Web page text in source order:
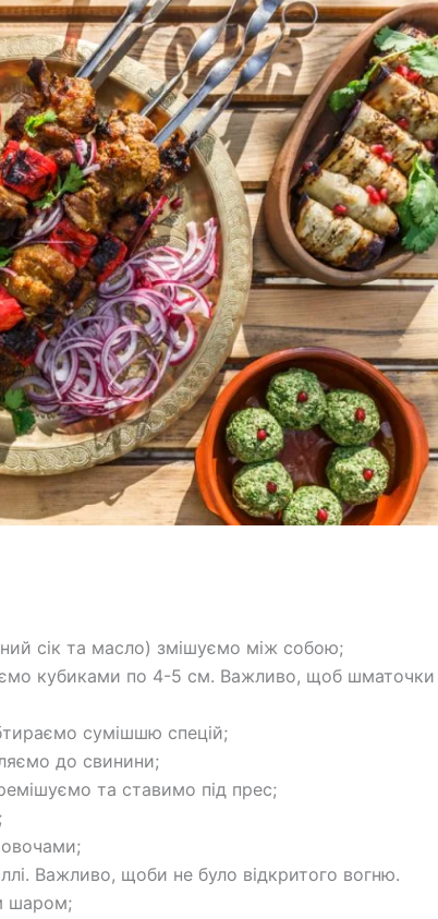
сік та масло) змішуємо між собою;
кубиками по 4-5 см. Важливо, щоб шматочки
сумішшю спецій;
до свинини;
та ставимо під прес;
Важливо, щоби не було відкритого вогню.
шаром;